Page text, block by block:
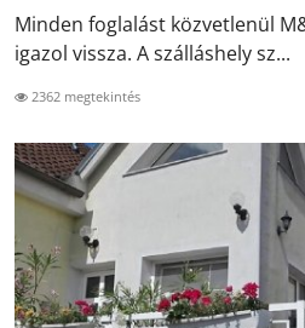
Minden foglalást közvetlenül
igazol vissza. A szálláshely sz...
2362 megtekintés